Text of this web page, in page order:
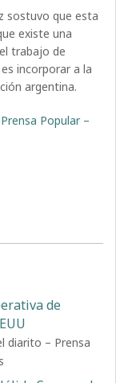
sostuvo que esta
existe una
trabajo de
incorporar a la
argentina.
Popular –
de
diarito – Prensa